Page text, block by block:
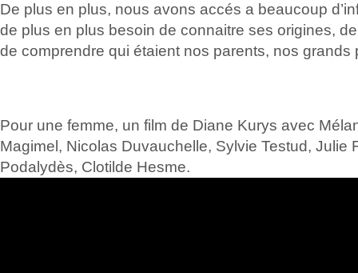
De plus en plus, nous avons accés a beaucoup
de plus en plus besoin de connaitre ses origines,
de comprendre qui étaient nos parents, nos grands
Pour une femme, un film de Diane Kurys avec
Magimel, Nicolas Duvauchelle, Sylvie Testud, Julie
Podalydès, Clotilde Hesme.